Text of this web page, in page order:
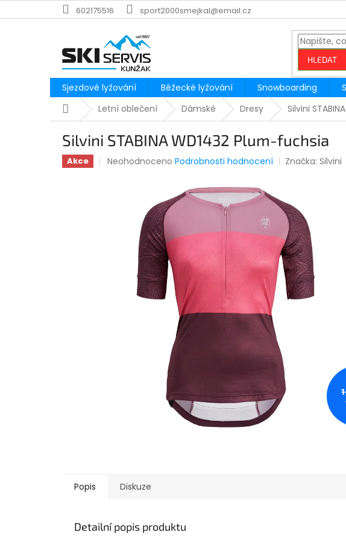
na
602175516 sport2000smejkal@email.cz
HLEDAT
Sjezdové lyžování Běžecké lyžování Snowboarding
DomůLetní oblečení Dámské Dresy Silvini
Silvini STABINA WD1432 Plum-fuchsia
Akce
Průměrné
hvězdiček.
Neohodnoceno Podrobnosti hodnocení Značka: Silvini
Popis Diskuze
Detailní popis produktu